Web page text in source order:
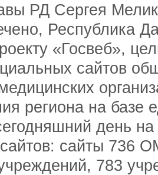
РД Сергея
Республика
«Госвеб»,
сайтов
региона на базе
день
сайтов: сайты 736
783